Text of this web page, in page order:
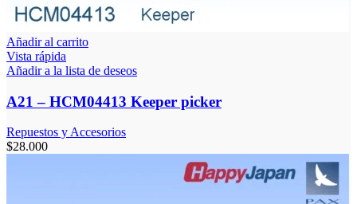
Añadir al carrito
Vista rápida
Añadir a la lista de deseos
A21 – HCM04413 Keeper picker
Repuestos y Accesorios
$28.000